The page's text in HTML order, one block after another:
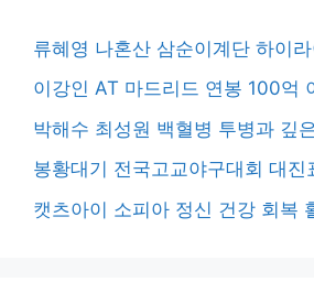
류혜영 나혼산 삼순이계단 하이라
이강인 AT 마드리드 연봉 100억
박해수 최성원 백혈병 투병과 깊
봉황대기 전국고교야구대회 대진
캣츠아이 소피아 정신 건강 회복